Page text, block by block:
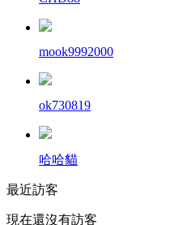
mook9992000
ok730819
哈哈貓
最近訪客
現在還沒有訪客